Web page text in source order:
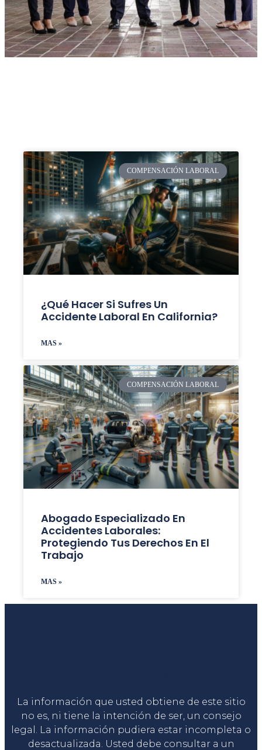
COMPENSACIÓN LABORAL
¿Qué Hacer Si Sufres Un
Accidente Laboral En California?
MAS »
COMPENSACIÓN LABORAL
Abogado Especializado En
Accidentes Laborales:
Protegiendo Tus Derechos En El
Trabajo
MAS »
La información que usted obtiene de este sitio
no es, ni tiene la intención de ser, un consejo
legal. La información pudiera estar incompleta o
desactualizada. Usted debe consultar a un